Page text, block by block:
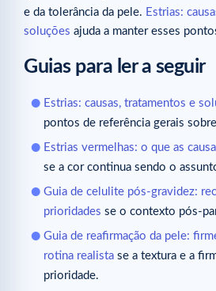
e da tolerância da pele. Estrias:
soluções ajuda a manter esses
Guias para ler a seguir
Estrias: causas, tratamentos e
pontos de referência gerais
Estrias vermelhas: o que as
se a cor continua sendo o
Guia de celulite pós-gravidez:
prioridades se o contexto pós-
Guia de reafirmação da pele:
rotina realista se a textura e a
prioridade.